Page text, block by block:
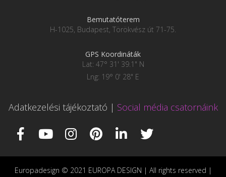
Bemutatóterem
H-1025, Budapest, Törökvész út 71-75.
GPS Koordináták
Lat: 47° 31' 39.1" N
Lng: 19° 0' 28" E
Adatkezelési tájékoztató | Social média csatornáink
Europadesign © 2021 EUROPA DESIGN | All rights reserved |